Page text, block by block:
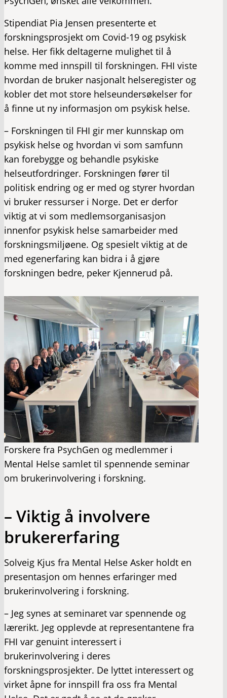
Stipendiat Pia Jensen presenterte et
forskningsprosjekt om Covid-19 og psykisk
helse. Her fikk deltagerne mulighet til å
komme med innspill til forskningen. FHI viste
hvordan de bruker nasjonalt helseregister og
kobler det mot store helseundersøkelser for
å finne ut ny informasjon om psykisk helse.
– Forskningen til FHI gir mer kunnskap om
psykisk helse og hvordan vi som samfunn
kan forebygge og behandle psykiske
helseutfordringer. Forskningen fører til
politisk endring og er med og styrer hvordan
vi bruker ressurser i Norge. Det er derfor
viktig at vi som medlemsorganisasjon
innenfor psykisk helse samarbeider med
forskningsmiljøene. Og spesielt viktig at de
med egenerfaring kan bidra i å gjøre
forskningen bedre, peker Kjennerud på.
Forskere fra PsychGen og medlemmer i
Mental Helse samlet til spennende seminar
om brukerinvolvering i forskning.
– Viktig å involvere
brukererfaring
Solveig Kjus fra Mental Helse Asker holdt en
presentasjon om hennes erfaringer med
brukerinvolvering i forskning.
– Jeg synes at seminaret var spennende og
lærerikt. Jeg opplevde at representantene fra
FHI var genuint interessert i
brukerinvolvering i deres
forskningsprosjekter. De lyttet interessert og
virket åpne for innspill fra oss fra Mental